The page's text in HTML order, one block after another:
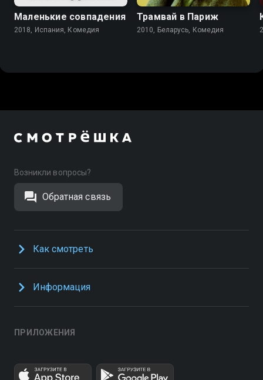
Маленькие совпадения
2018, Испания, Комедия
Трамвай в Париж
2010, Беларусь, Комедия
Возникли вопросы?
Обратная связь
Как смотреть
Информация
ПРИЛОЖЕНИЯ